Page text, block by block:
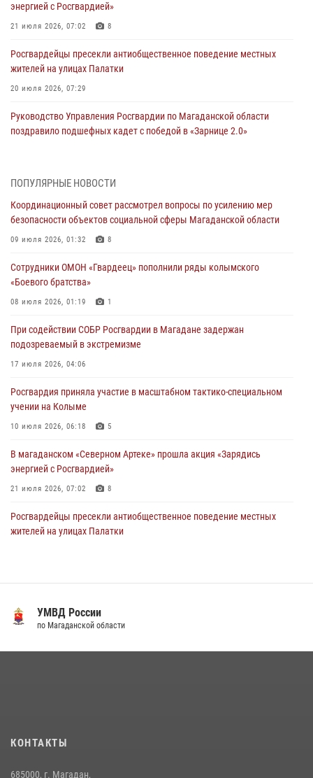
энергией с Росгвардией»
21 июля 2026, 07:02 8
Росгвардейцы пресекли антиобщественное поведение местных
жителей на улицах Палатки
20 июля 2026, 07:29
Руководство Управления Росгвардии по Магаданской области
поздравило подшефных кадет с победой в «Зарнице 2.0»
При содействии СОБР Росгвардии в Магадане задержан
17 июля 2026, 04:06
«Каникулы с Росгвардией» продолжаются на Колыме
Начальник Главного штаба – первый заместитель директора
Росгвардии Герой России генерал-полковник Сергей Бойко
15 июля 2026, 06:21
Кинологический тандем из Магадана завоевал бронзу на
15 июля 2026, 04:34
ПОПУЛЯРНЫЕ НОВОСТИ
Координационный совет рассмотрел вопросы по усилению мер
безопасности объектов социальной сферы Магаданской области
09 июля 2026, 01:32 8
Сотрудники ОМОН «Гвардеец» пополнили ряды колымского
«Боевого братства»
08 июля 2026, 01:19 1
При содействии СОБР Росгвардии в Магадане задержан
подозреваемый в экстремизме
17 июля 2026, 04:06
Росгвардия приняла участие в масштабном тактико-специальном
учении на Колыме
10 июля 2026, 06:18 5
В магаданском «Северном Артеке» прошла акция «Зарядись
энергией с Росгвардией»
21 июля 2026, 07:02 8
Росгвардейцы пресекли антиобщественное поведение местных
жителей на улицах Палатки
Магаданские "Ястребы" стали победителями "Зарницы 2.0" на
УМВД России
по Магаданской области
КОНТАКТЫ
685000, г. Магадан,